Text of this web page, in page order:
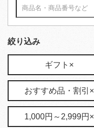
絞り込み
ギフト×
おすすめ品・割引×
1,000円～2,999円×